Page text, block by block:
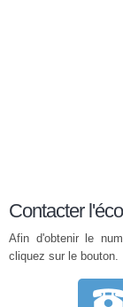
Contacter
Afin d'obtenir le
cliquez sur le bouton.